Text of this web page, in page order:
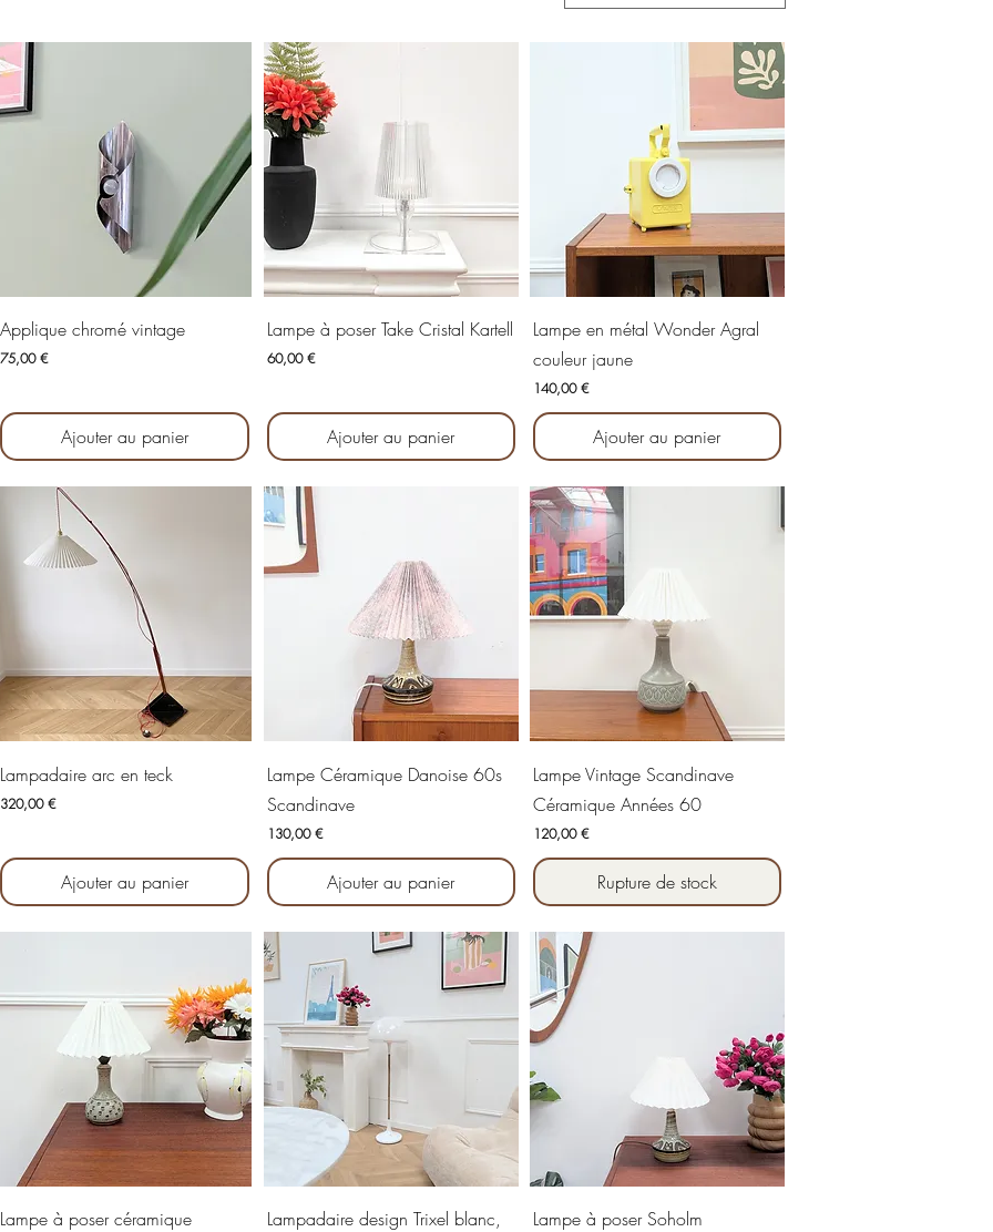
Aperçu rapide
Applique chromé vintage
Prix
75,00 €
Ajouter au panier
Aperçu rapide
Lampe à poser Take Cristal Kartell
Prix
60,00 €
Ajouter au panier
Aperçu rapide
Lampe en métal Wonder Agral
couleur jaune
Prix
140,00 €
Ajouter au panier
Aperçu rapide
Lampadaire arc en teck
Prix
320,00 €
Ajouter au panier
Aperçu rapide
Lampe Céramique Danoise 60s
Scandinave
Prix
130,00 €
Ajouter au panier
Aperçu rapide
Lampe Vintage Scandinave
Céramique Années 60
Prix
120,00 €
Rupture de stock
Aperçu rapide
Lampe à poser céramique
Aperçu rapide
Lampadaire design Trixel blanc,
Aperçu rapide
Lampe à poser Soholm